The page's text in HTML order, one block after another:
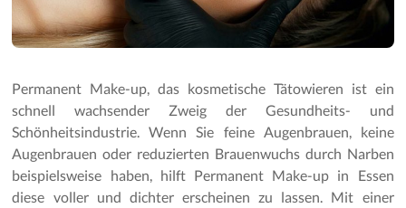
Permanent Make-up, das kosmetische Tätowieren ist ein
schnell wachsender Zweig der Gesundheits- und
Schönheitsindustrie. Wenn Sie feine Augenbrauen, keine
Augenbrauen oder reduzierten Brauenwuchs durch Narben
beispielsweise haben, hilft Permanent Make-up in Essen
diese voller und dichter erscheinen zu lassen. Mit einer